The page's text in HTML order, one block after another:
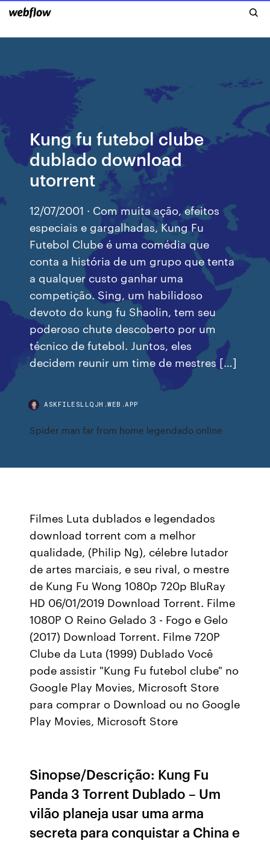
Kung fu futebol clube
dublado download
utorrent
12/07/2001 · Com muita ação, efeitos
especiais e gargalhadas, Kung Fu
Futebol Clube é uma comédia que
conta a história de um grupo que tenta
a qualquer custo ganhar uma
competição. Sing, um habilidoso
devoto do kung fu Shaolin, tem seu
poderoso chute descoberto por um
técnico de futebol. Juntos, eles
decidem reunir um time de mestres […]
ASKFILESLLQJH.WEB.APP
Spider man far from home legendado online
Filmes Luta dublados e legendados
download torrent com a melhor
qualidade, (Philip Ng), célebre lutador
de artes marciais, e seu rival, o mestre
de Kung Fu Wong 1080p 720p BluRay
HD 06/01/2019 Download Torrent. Filme
1080P O Reino Gelado 3 - Fogo e Gelo
(2017) Download Torrent. Filme 720P
Clube da Luta (1999) Dublado Você
pode assistir "Kung Fu futebol clube" no
Google Play Movies, Microsoft Store
para comprar o Download ou no Google
Play Movies, Microsoft Store
Sinopse/Descrição: Kung Fu
Panda 3 Torrent Dublado – Um
vilão planeja usar uma arma
secreta para conquistar a China e